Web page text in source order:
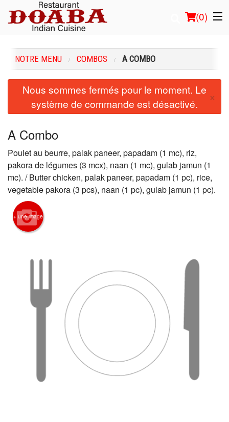
(0)
Commander en ligne
Emplacement
Connection
Inscription
Panier (0)
NOTRE MENU COMBOS A COMBO
Nous sommes fermés pour le moment. Le
système de commande est désactivé.
×
A Combo
Poulet au beurre, palak paneer, papadam (1 mc), riz,
pakora de légumes (3 mcx), naan (1 mc), gulab jamun (1
mc). / Butter chicken, palak paneer, papadam (1 pc), rice,
vegetable pakora (3 pcs), naan (1 pc), gulab jamun (1 pc).
+ une image